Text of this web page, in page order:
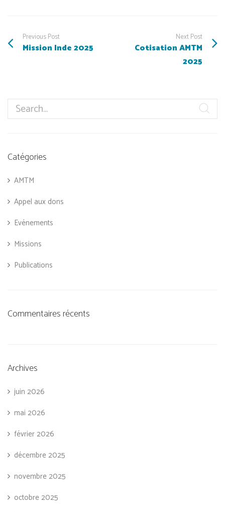
Previous Post
Mission Inde 2025
Next Post
Cotisation AMTM
2025
Catégories
AMTM
Appel aux dons
Evénements
Missions
Publications
Commentaires récents
Archives
juin 2026
mai 2026
février 2026
décembre 2025
novembre 2025
octobre 2025